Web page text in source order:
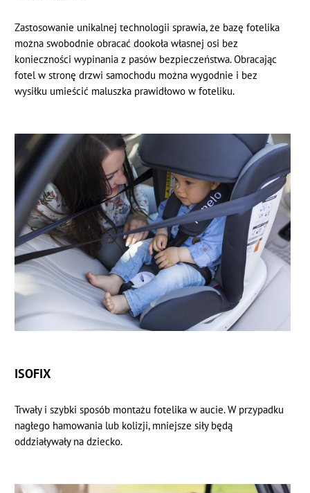
Zastosowanie unikalnej technologii sprawia, że bazę fotelika
można swobodnie obracać dookoła własnej osi bez
konieczności wypinania z pasów bezpieczeństwa. Obracając
fotel w stronę drzwi samochodu można wygodnie i bez
wysiłku umieścić maluszka prawidłowo w foteliku.
ISOFIX
Trwały i szybki sposób montażu fotelika w aucie. W przypadku
nagłego hamowania lub kolizji, mniejsze siły będą
oddziaływały na dziecko.